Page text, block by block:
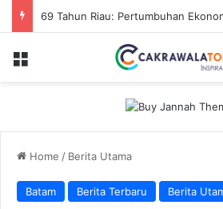
Menu
Home / Berita Utama
Batam Berita Terbaru Berita